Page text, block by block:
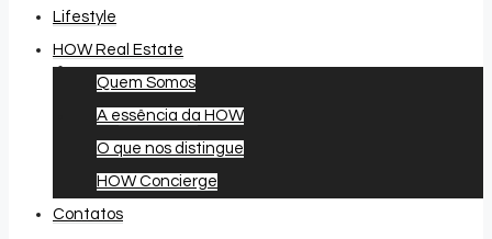
Favoritos0
Lifestyle
HOW Real Estate
Quem Somos
A essência da HOW
O que nos distingue
HOW Concierge
Contatos